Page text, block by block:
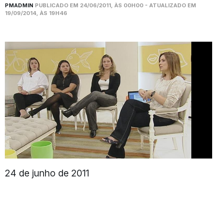
PMADMIN PUBLICADO EM 24/06/2011, ÀS 00H00 - ATUALIZADO EM
19/09/2014, ÀS 19H46
24 de junho de 2011